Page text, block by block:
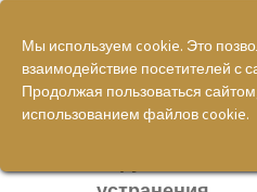
услуг, в
содержаться
Мы используем cookie. Это
взаимодействие посетителей с
Продолжая пользоваться
использованием файлов cookie.